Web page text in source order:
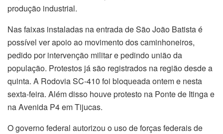
produção industrial.
Nas faixas instaladas na entrada de São João Batista é
possível ver apoio ao movimento dos caminhoneiros,
pedido por intervenção militar e pedindo união da
população. Protestos já são registrados na região desde a
quinta. A Rodovia SC-410 foi bloqueada ontem e nesta
sexta-feira. Além disso houve protesto na Ponte de Itinga e
na Avenida P4 em Tijucas.
O governo federal autorizou o uso de forças federais de